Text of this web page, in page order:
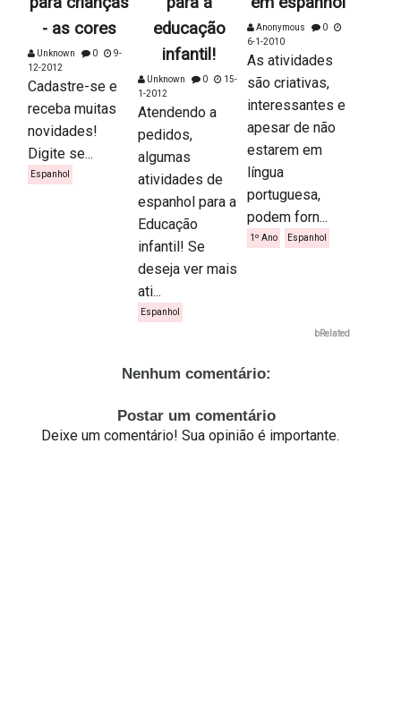
- as cores
Unknown 0
9-
12-2012
Cadastre-se e
receba muitas
novidades!
Digite se...
Espanhol
educação
infantil!
Unknown 0
15-
1-2012
Atendendo a
pedidos,
algumas
atividades de
espanhol para a
Educação
infantil! Se
deseja ver mais
ati...
Espanhol
Anonymous
0
6-1-2010
As atividades
são criativas,
interessantes e
apesar de não
estarem em
língua
portuguesa,
podem forn...
1º Ano Espanhol
bRelated
Nenhum comentário:
Postar um comentário
Deixe um comentário! Sua opinião é importante.